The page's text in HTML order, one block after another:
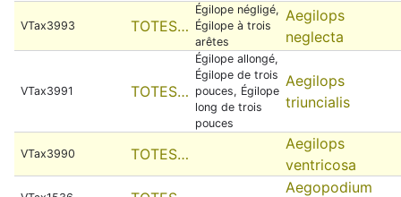
VTax3993 TOTES…
Égilope négligé,
Égilope à trois
arêtes
Aegilops
neglecta
VTax3991 TOTES…
Égilope allongé,
Égilope de trois
pouces, Égilope
long de trois
pouces
Aegilops
triuncialis
VTax3990 TOTES…
Aegilops
ventricosa
Aegopodium